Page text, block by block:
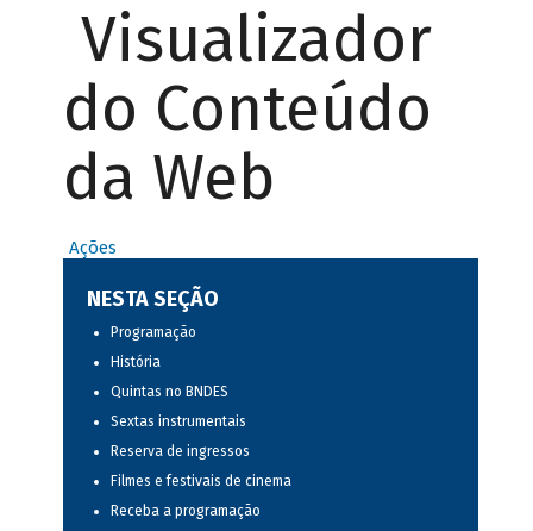
Visualizador
do Conteúdo
da Web
Ações
NESTA SEÇÃO
Programação
História
Quintas no BNDES
Sextas instrumentais
Reserva de ingressos
Filmes e festivais de cinema
Receba a programação